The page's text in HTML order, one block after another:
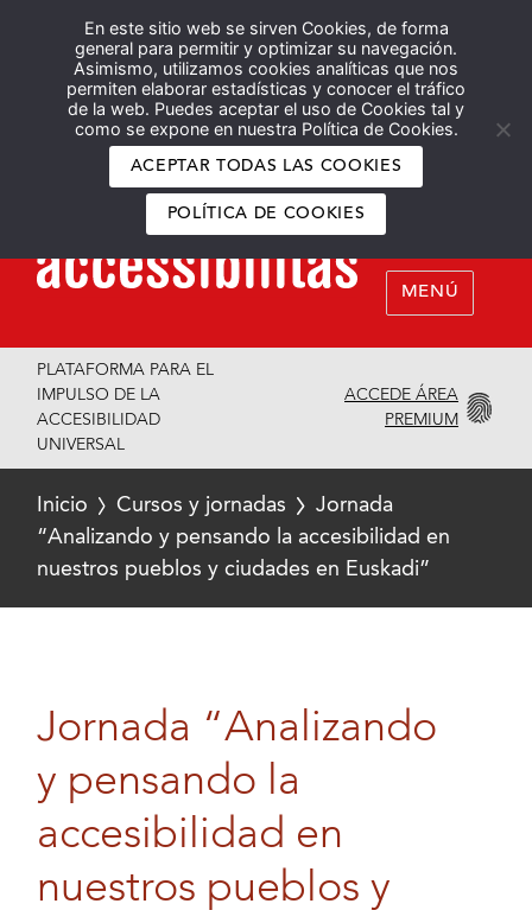
En este sitio web se sirven Cookies, de forma
general para permitir y optimizar su navegación.
Asimismo, utilizamos cookies analíticas que nos
permiten elaborar estadísticas y conocer el tráfico
de la web. Puedes aceptar el uso de Cookies tal y
como se expone en nuestra Política de Cookies.
ACEPTAR TODAS LAS COOKIES
POLÍTICA DE COOKIES
Español English
MENÚ
PLATAFORMA PARA EL
IMPULSO DE LA
ACCESIBILIDAD
UNIVERSAL
ACCEDE ÁREA
PREMIUM
Inicio Cursos y jornadas
Jornada
“Analizando y pensando la accesibilidad en
nuestros pueblos y ciudades en Euskadi”
Jornada “Analizando
y pensando la
accesibilidad en
nuestros pueblos y